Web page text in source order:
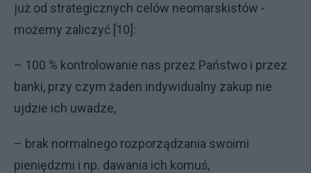
już od strategicznych celów neomarskistów -
możemy zaliczyć [10]:
– 100 % kontrolowanie nas przez Państwo i przez
banki, przy czym żaden indywidualny zakup nie
ujdzie ich uwadze,
– brak normalnego rozporządzania swoimi
pieniędzmi i np. dawania ich komuś,